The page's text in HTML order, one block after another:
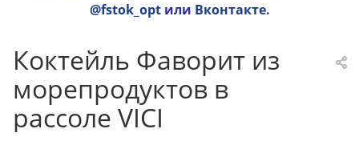
@fstok_optили Вконтакте.
Коктейль Фаворит из
морепродуктов в
рассоле VICI